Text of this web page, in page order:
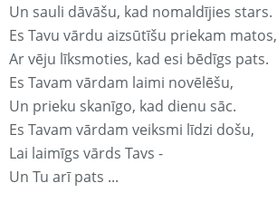
Un sauli dāvāšu, kad nomaldījies stars.
Es Tavu vārdu aizsūtīšu priekam matos,
Ar vēju līksmoties, kad esi bēdīgs pats.
Es Tavam vārdam laimi novēlēšu,
Un prieku skanīgo, kad dienu sāc.
Es Tavam vārdam veiksmi līdzi došu,
Lai laimīgs vārds Tavs -
Un Tu arī pats ...